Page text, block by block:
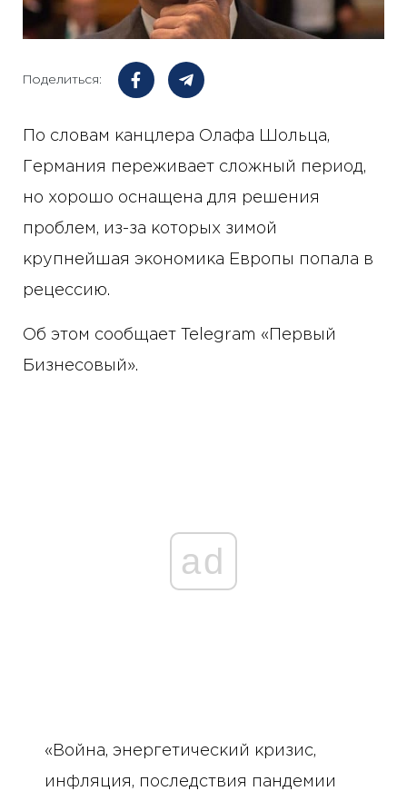
Поделиться:
По словам канцлера Олафа Шольца,
Германия переживает сложный период,
но хорошо оснащена для решения
проблем, из-за которых зимой
крупнейшая экономика Европы попала в
рецессию.
Об этом сообщает Telegram «Первый
Бизнесовый».
ad
«Война, энергетический кризис,
инфляция, последствия пандемии